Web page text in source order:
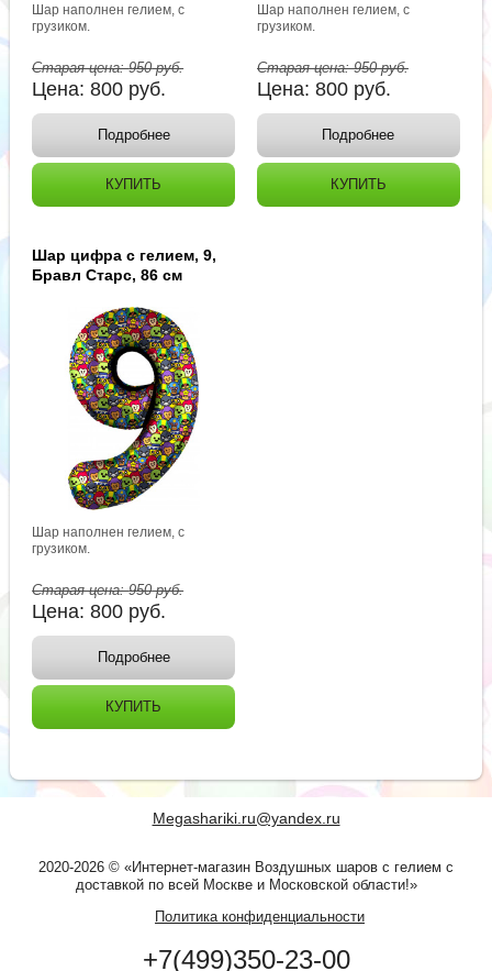
Шар наполнен гелием, с
грузиком.
Старая цена:950руб.
Цена:800 руб.
Подробнее
КУПИТЬ
Шар наполнен гелием, с
грузиком.
Старая цена:950руб.
Цена: 800 руб.
Подробнее
КУПИТЬ
Шар цифра с гелием, 9,
Бравл Старс, 86 см
Шар наполнен гелием, с
грузиком.
Старая цена:950руб.
Цена:800 руб.
Подробнее
КУПИТЬ
Megashariki.ru@yandex.ru
2020-2026 © «Интернет-магазин Воздушных шаров с гелием с
доставкой по всей Москве и Московской области!»
Политика конфиденциальности
+7(499)350-23-00